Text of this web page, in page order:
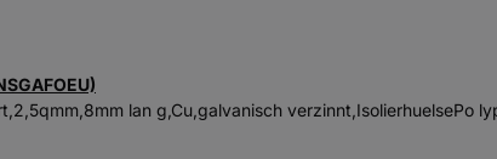
lan g,Cu,galvanisch